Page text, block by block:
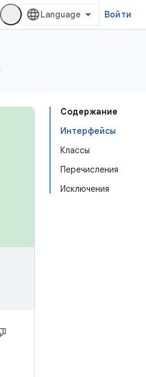
Войти
Содержание
Интерфейсы
Классы
Перечисления
Исключения